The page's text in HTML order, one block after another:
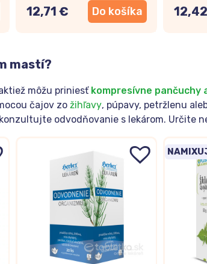
12,71 € Do košíka
mastí?
môžu priniesť kompresívne pančuchy
čajov zo žihľavy, púpavy, petržlenu
odvodňovanie s lekárom. Určite